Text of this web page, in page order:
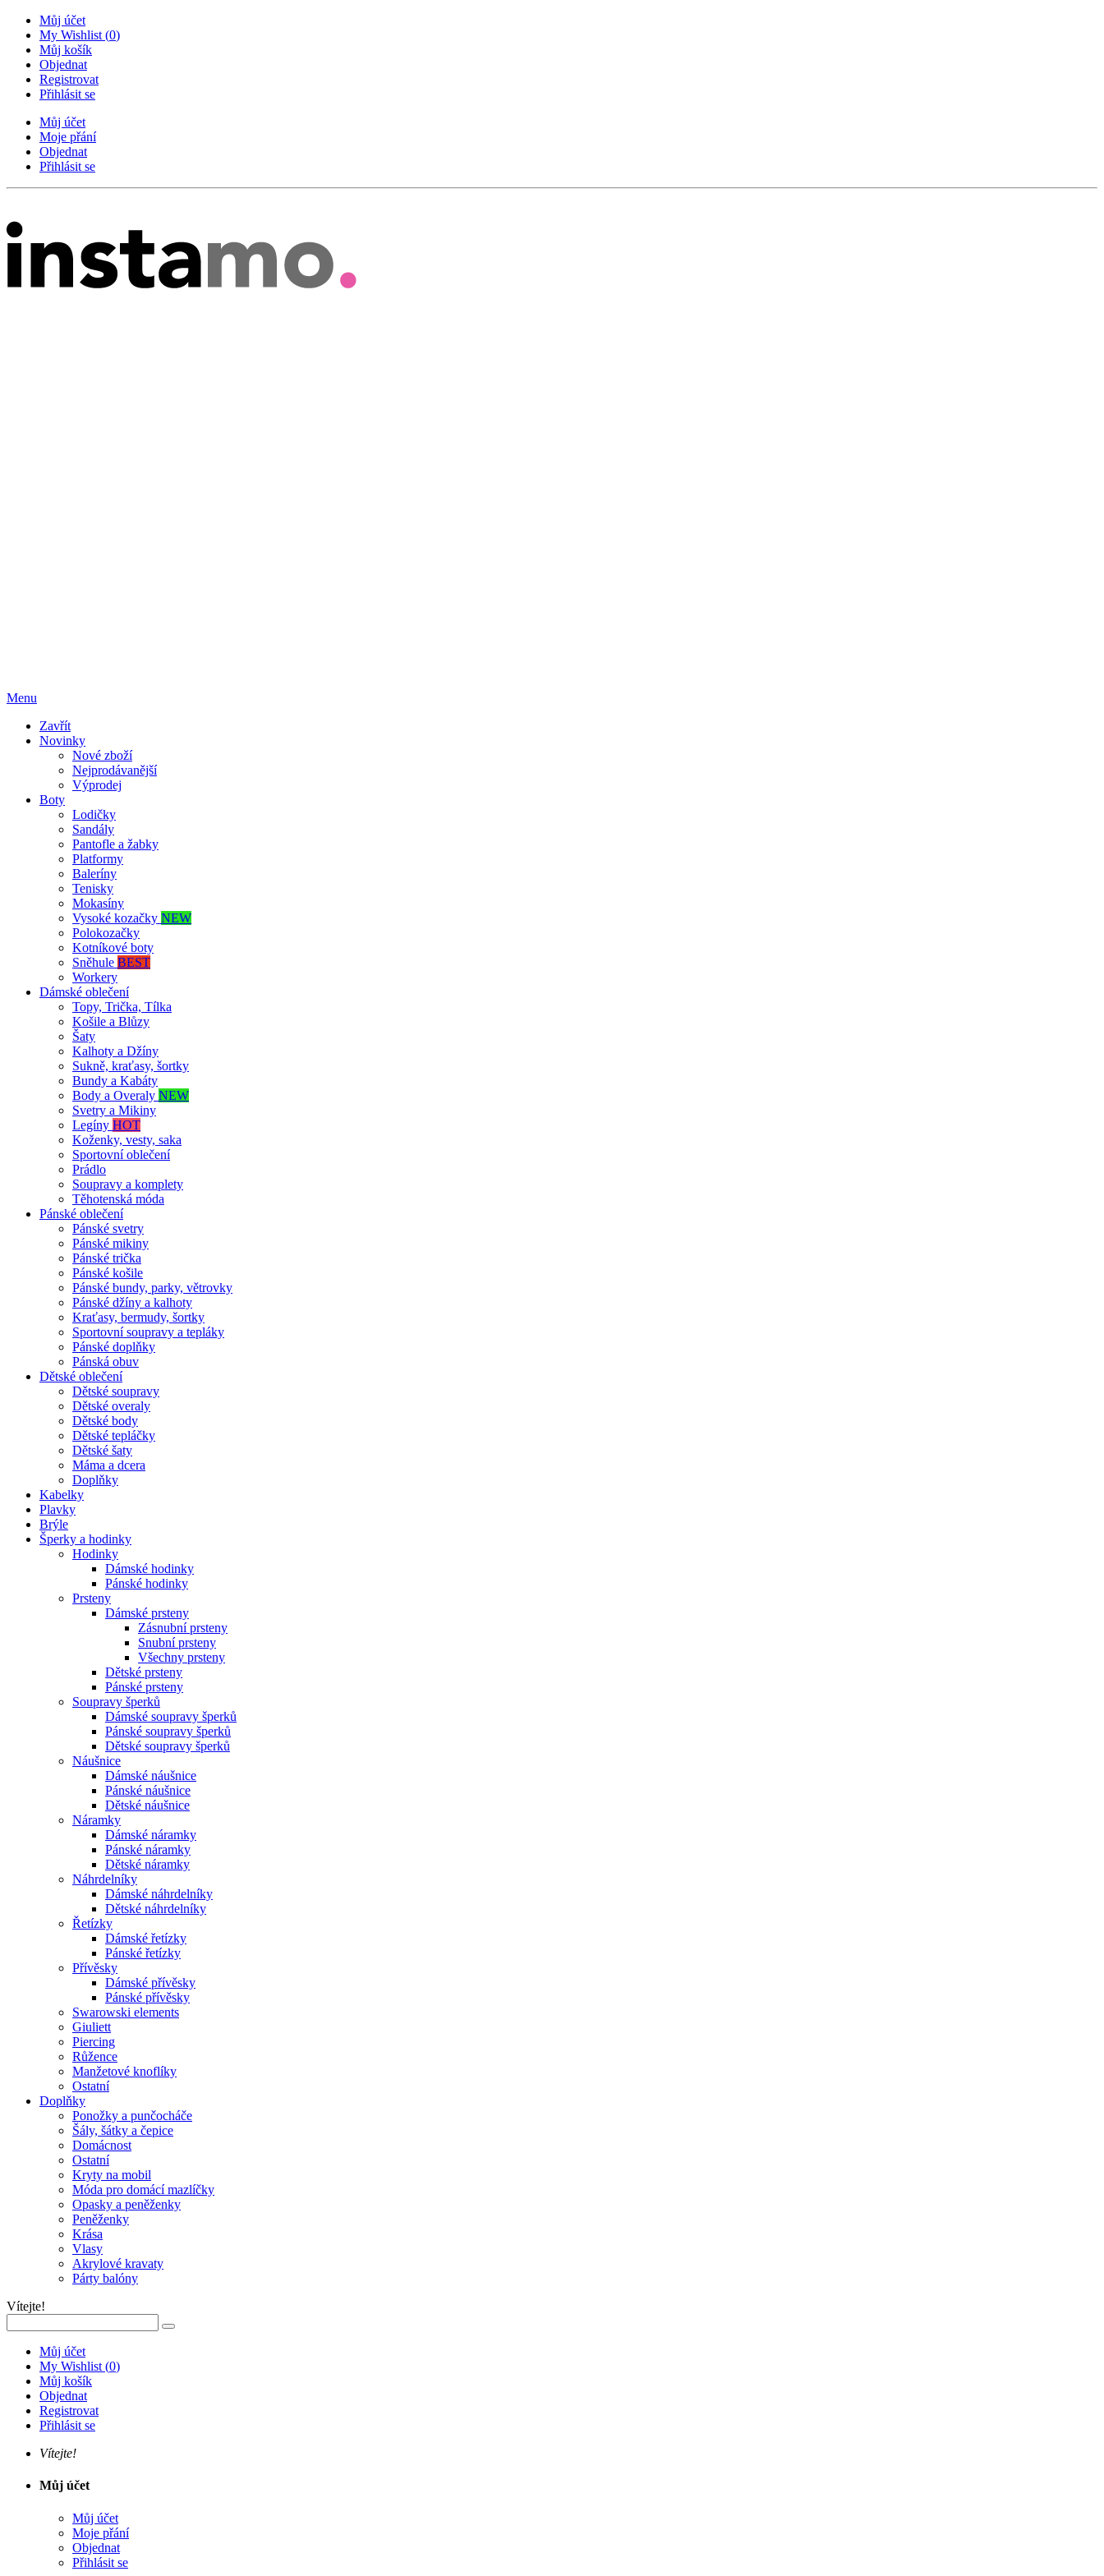
Můj účet
My Wishlist (0)
Můj košík
Objednat
Registrovat
Přihlásit se
Můj účet
Moje přání
Objednat
Přihlásit se
Menu
Zavřít
Novinky
Nové zboží
Nejprodávanější
Výprodej
Boty
Lodičky
Sandály
Pantofle a žabky
Platformy
Baleríny
Tenisky
Mokasíny
Vysoké kozačky NEW
Polokozačky
Kotníkové boty
Sněhule BEST
Workery
Dámské oblečení
Topy, Trička, Tílka
Košile a Blůzy
Šaty
Kalhoty a Džíny
Sukně, kraťasy, šortky
Bundy a Kabáty
Body a Overaly NEW
Svetry a Mikiny
Legíny HOT
Koženky, vesty, saka
Sportovní oblečení
Prádlo
Soupravy a komplety
Těhotenská móda
Pánské oblečení
Pánské svetry
Pánské mikiny
Pánské trička
Pánské košile
Pánské bundy, parky, větrovky
Pánské džíny a kalhoty
Kraťasy, bermudy, šortky
Sportovní soupravy a tepláky
Pánské doplňky
Pánská obuv
Dětské oblečení
Dětské soupravy
Dětské overaly
Dětské body
Dětské tepláčky
Dětské šaty
Máma a dcera
Doplňky
Kabelky
Plavky
Brýle
Šperky a hodinky
Hodinky
Dámské hodinky
Pánské hodinky
Prsteny
Dámské prsteny
Zásnubní prsteny
Snubní prsteny
Všechny prsteny
Dětské prsteny
Pánské prsteny
Soupravy šperků
Dámské soupravy šperků
Pánské soupravy šperků
Dětské soupravy šperků
Náušnice
Dámské náušnice
Pánské náušnice
Dětské náušnice
Náramky
Dámské náramky
Pánské náramky
Dětské náramky
Náhrdelníky
Dámské náhrdelníky
Dětské náhrdelníky
Řetízky
Dámské řetízky
Pánské řetízky
Přívěsky
Dámské přívěsky
Pánské přívěsky
Swarowski elements
Giuliett
Piercing
Růžence
Manžetové knoflíky
Ostatní
Doplňky
Ponožky a punčocháče
Šály, šátky a čepice
Domácnost
Ostatní
Kryty na mobil
Móda pro domácí mazlíčky
Opasky a peněženky
Peněženky
Krása
Vlasy
Akrylové kravaty
Párty balóny
Vítejte!
Můj účet
My Wishlist (0)
Můj košík
Objednat
Registrovat
Přihlásit se
Vítejte!
Můj účet
Můj účet
Moje přání
Objednat
Přihlásit se